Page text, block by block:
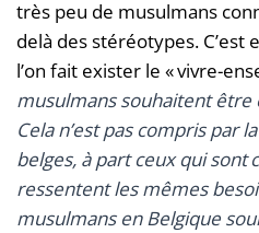
très peu de musulmans
delà des stéréotypes. C’est
l’on fait exister le « vivre-
musulmans souhaitent
Cela n’est pas compris par
belges, à part ceux qui sont
ressentent les mêmes
musulmans en Belgique